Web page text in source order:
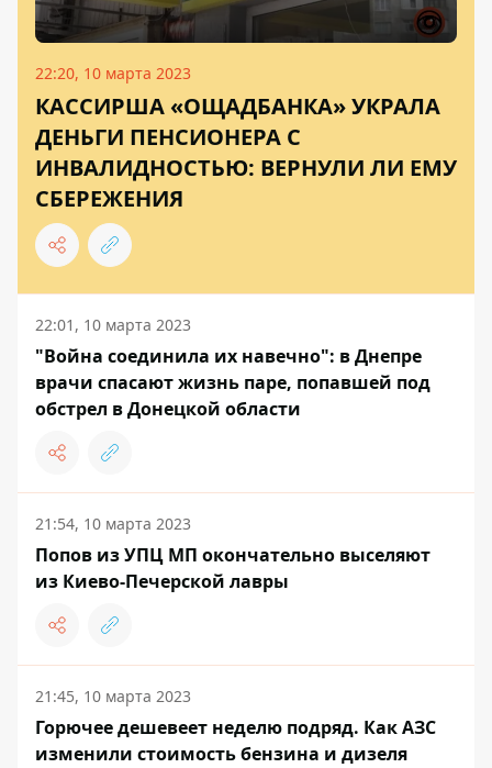
22:20, 10 марта 2023
КАССИРША «ОЩАДБАНКА» УКРАЛА
ДЕНЬГИ ПЕНСИОНЕРА С
ИНВАЛИДНОСТЬЮ: ВЕРНУЛИ ЛИ ЕМУ
СБЕРЕЖЕНИЯ
22:01, 10 марта 2023
"Война соединила их навечно": в Днепре
врачи спасают жизнь паре, попавшей под
обстрел в Донецкой области
21:54, 10 марта 2023
Попов из УПЦ МП окончательно выселяют
из Киево-Печерской лавры
21:45, 10 марта 2023
Горючее дешевеет неделю подряд. Как АЗС
изменили стоимость бензина и дизеля